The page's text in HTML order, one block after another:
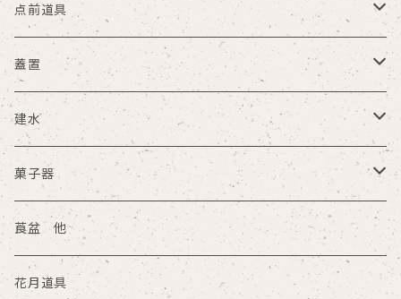
その他
木箱
その他
点前道具
盆
天目台 貴人台
茶通箱
蓋置
木箱
その他
建水
木箱
その他
菓子器
縁高
陶器
莨盆 他
花月道具